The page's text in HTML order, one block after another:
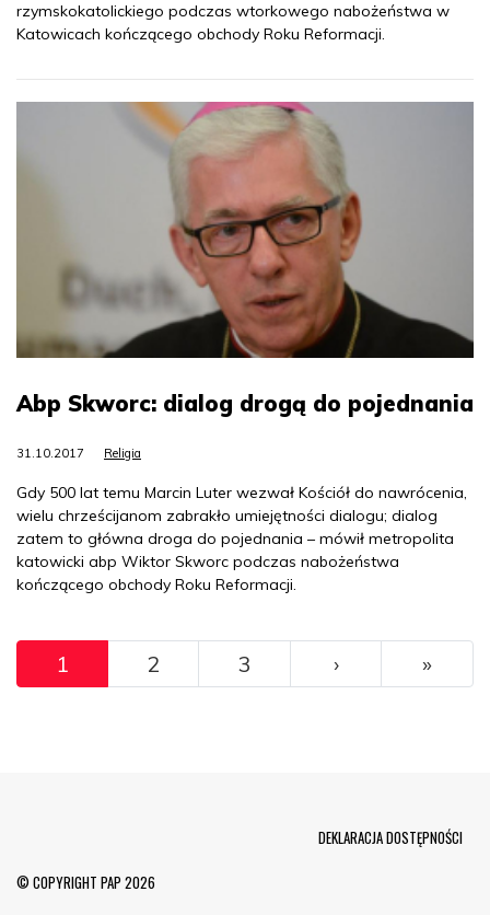
rzymskokatolickiego podczas wtorkowego nabożeństwa w
Katowicach kończącego obchody Roku Reformacji.
Abp Skworc: dialog drogą do pojednania
31.10.2017 Religia
Gdy 500 lat temu Marcin Luter wezwał Kościół do nawrócenia,
wielu chrześcijanom zabrakło umiejętności dialogu; dialog
zatem to główna droga do pojednania – mówił metropolita
katowicki abp Wiktor Skworc podczas nabożeństwa
kończącego obchody Roku Reformacji.
Pagination
1 2 3 ››› »
© COPYRIGHT PAP 2026
DEKLARACJA DOSTĘPNOŚCI